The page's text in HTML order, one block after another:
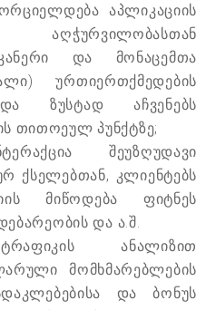
აპლიკაციის
აღჭურვილობასთან
და მონაცემთა
ურთიერთქმედების
ზუსტად აჩვენებს
თითოეულ პუნქტზე;
შეუზღუდავი
ქსელებთან, კლიენტებს
მიწოდება ფიტნეს
და ა.შ.
ანალიზით
მომხმარებლების
და ბონუს